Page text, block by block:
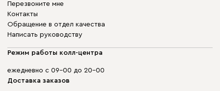
Перезвоните мне
Контакты
Обращение в отдел качества
Написать руководству
Режим работы колл-центра
ежедневно с 09-00 до 20-00
Доставка заказов